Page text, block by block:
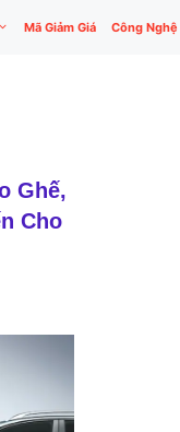
Mã Giảm Giá Công Nghệ
Ghế,
Cho